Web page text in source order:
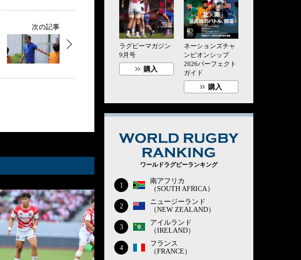
次の記事
ラグビーマガジン
9月号
購入
ネーションズチャ
ンピオンシップ
2026パーフェクト
ガイド
購入
ワールドラグビーランキング
1
南アフリカ
（SOUTH AFRICA）
2
ニュージーランド
（NEW ZEALAND）
3
アイルランド
（IRELAND）
4
フランス
（FRANCE）